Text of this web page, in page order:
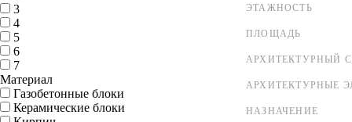
ЭТАЖНОСТЬ
ПЛОЩАДЬ
АРХИТЕКТУРНЫЙ
АРХИТЕКТУРНЫЕ
НАЗНАЧЕНИЕ
3
4
5
6
7
Материал
Газобетонные блоки
Керамические блоки